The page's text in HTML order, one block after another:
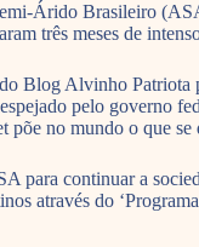
Árido Brasileiro
três meses de
Blog Alvinho
pelo governo
no mundo o que
para continuar a
através do